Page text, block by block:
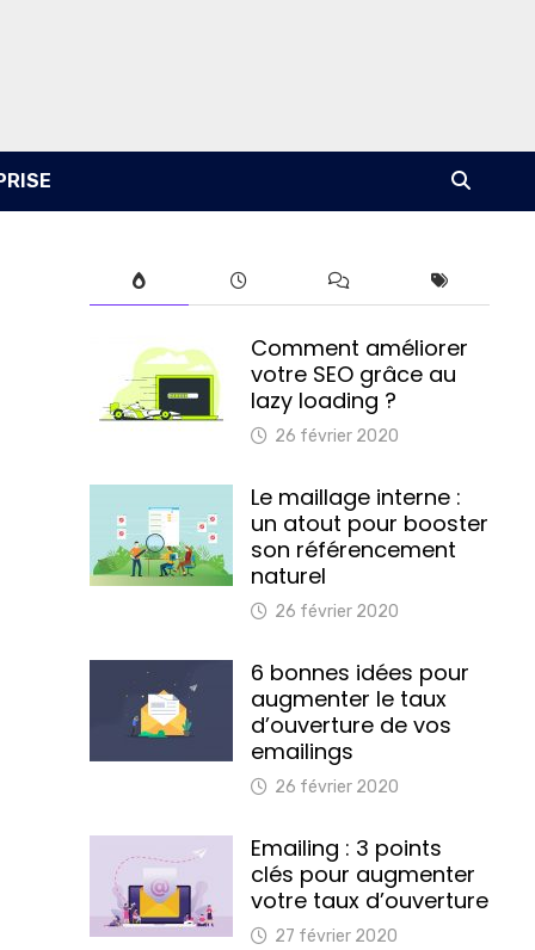
Comment améliorer
votre SEO grâce au
lazy loading ?
26 février 2020
Le maillage interne :
un atout pour booster
son référencement
naturel
26 février 2020
6 bonnes idées pour
augmenter le taux
d’ouverture de vos
emailings
26 février 2020
Emailing : 3 points
clés pour augmenter
votre taux d’ouverture
27 février 2020